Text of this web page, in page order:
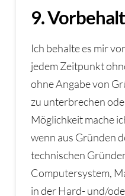
9.
Ich behalte es mir
jedem Zeitpunkt
ohne Angabe von
zu unterbrechen
Möglichkeit mache
wenn aus Gründen
technischen
Computersystem,
in der Hard- und/